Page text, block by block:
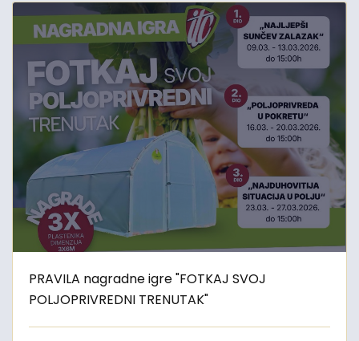
PRAVILA nagradne igre "FOTKAJ SVOJ
POLJOPRIVREDNI TRENUTAK"